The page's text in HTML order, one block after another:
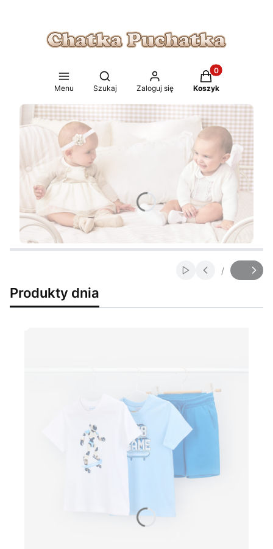
Menu
Otwórz wyszukiwarkę
Szukaj Zaloguj się
Produkty w
Koszyk
Włącz Slajd
/
z
Produkty dnia